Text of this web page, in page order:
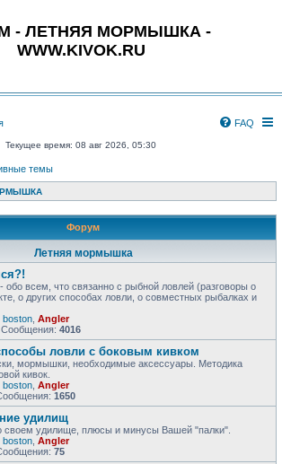
- ЛЕТНЯЯ МОРМЫШКА -
WWW.KIVOK.RU
FAQ
Текущее время: 08 авг 2026, 05:30
темы
Форум
Летняя мормышка
всем, что связанно с рыбной ловлей (разговоры о
о других способах ловли, о совместных рыбалках и
boston Angler
4016
ловли с боковым кивком
мормышки, необходимые аксессуары. Методика
кивок.
boston Angler
1650
удилищ
своем удилище, плюсы и минусы Вашей "палки".
boston Angler
75